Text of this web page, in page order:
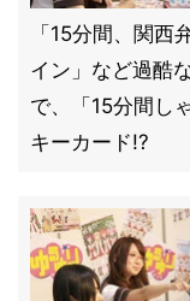
「15分間、関西
イン」など過酷
で、「15分間し
キーカード!?